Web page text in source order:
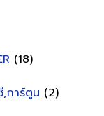
(18)
การ์ตูน (2)